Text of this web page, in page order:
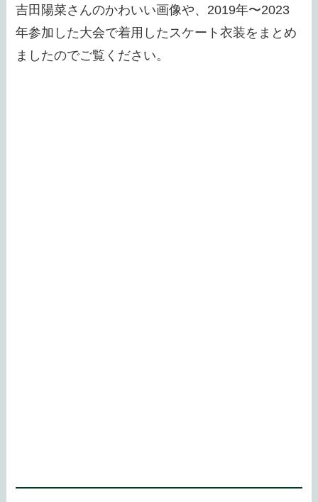
吉田陽菜さんのかわいい画像や、2019年〜2023
年参加した大会で着用したスケート衣装をまとめ
ましたのでご覧ください。